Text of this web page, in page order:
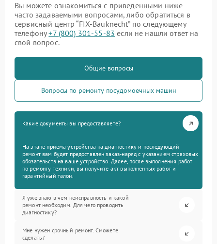
Вы можете ознакомиться с приведенными ниже
часто задаваемыми вопросами, либо обратиться в
сервисный центр “FIX-Bauknecht” по следующему
телефону+7 (800) 301-55-83 если не нашли ответ на
свой вопрос.
Общие вопросы
Вопросы по ремонту посудомоечных машин
Какие документы вы предоставляете?
На этапе приема устройства на диагностику и последующий
ремонт вам будет предоставлен заказ-наряд с указанием страховых
обязательств на ваше устройство. Далее, после выполнения работ
по ремонту техники, вы получите акт выполненных работ и
гарантийный талон.
Я уже знаю в чем неисправность и какой
ремонт необходим. Для чего проводить
диагностику?
Мне нужен срочный ремонт. Сможете
сделать?